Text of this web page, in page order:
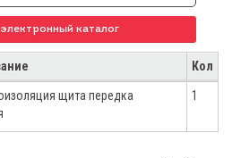
каталог
Кол
щита передка
1